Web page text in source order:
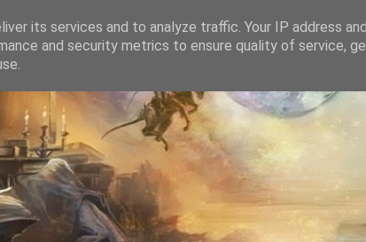
its services and to analyze traffic. Your IP address
and security metrics to ensure quality of service,